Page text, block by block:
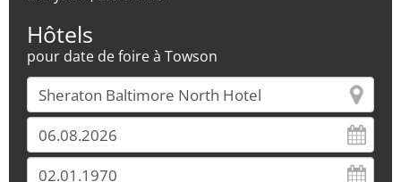
Hôtels
pour date de foire à Towson